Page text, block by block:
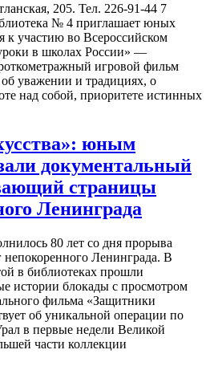
205. Тел. 226-91-44 7
№ 4 приглашает юных
к участию во Всероссийском
в школах России» —
игровой фильм
уважении и традициях, о
над собой, приоритете истинных
юным
документальный
страницы
Ленинграда
80 лет со дня прорыва
непокоренного Ленинграда. В
в библиотеках прошли
истории блокады с просмотром
фильма «Защитники
об уникальной операции по
в первые недели Великой
части коллекции